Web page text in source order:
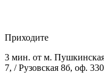
Приходите
3 мин. от м.
7, / Рузовская 8б, оф. 330